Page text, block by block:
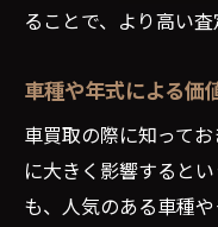
ることで、より高い
車種や年式による価
車買取の際に知って
に大きく影響すると
も、人気のある車種